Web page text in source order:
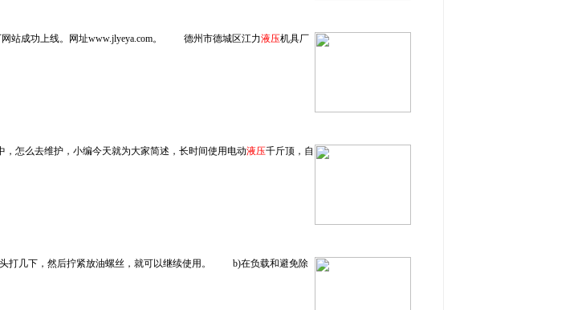
网站成功上线。网址www.jlyeya.com。 德州市德城区江力液压机具厂
，怎么去维护，小编今天就为大家简述，长时间使用电动液压千斤顶，自
打几下，然后拧紧放油螺丝，就可以继续使用。 b)在负载和避免除